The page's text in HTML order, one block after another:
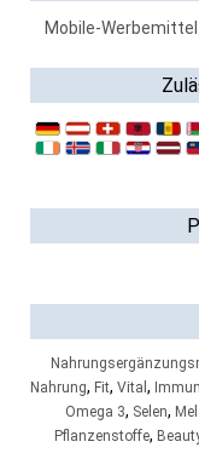
Mobile-Werbemittel
Nahrung, Fit, Vital , Immun
Omega 3, Selen,
Pflanzenstoffe,